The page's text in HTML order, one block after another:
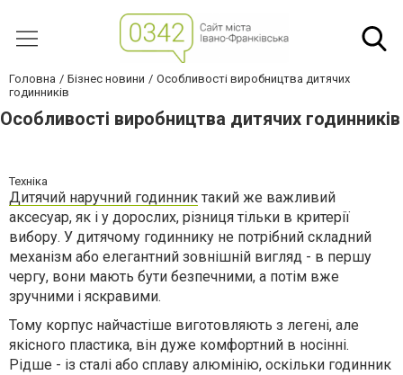
Головна Бізнес новини
Особливості виробництва дитячих
годинників
Особливості виробництва дитячих годинників
Техніка
Дитячий наручний годинник такий же важливий
аксесуар, як і у дорослих, різниця тільки в критерії
вибору. У дитячому годиннику не потрібний складний
механізм або елегантний зовнішній вигляд - в першу
чергу, вони мають бути безпечними, а потім вже
зручними і яскравими.
Тому корпус найчастіше виготовляють з легені, але
якісного пластика, він дуже комфортний в носінні.
Рідше - із сталі або сплаву алюмінію, оскільки годинник